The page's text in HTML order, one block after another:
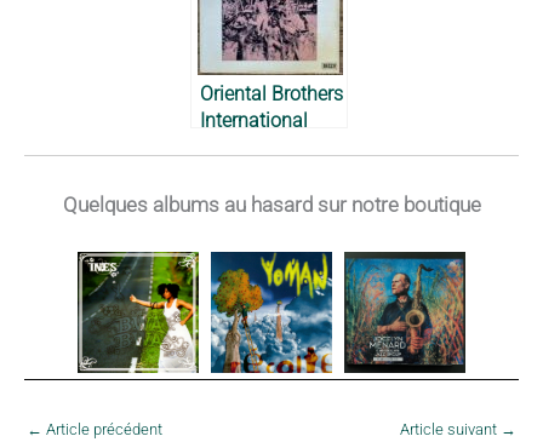
Oriental Brothers
International
Quelques albums au hasard sur notre boutique
← Article précédent Article suivant →